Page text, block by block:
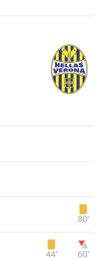
80‎’‎
44‎’‎ 60‎’‎